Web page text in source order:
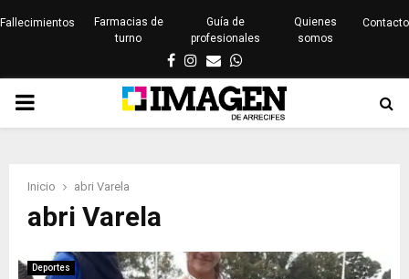
Fallecimientos
Farmacias de
turno
Guía de
profesionales
Quienes
somos
Contacto
Facebook
Instagram
EmailWhatsapp
PRIMARY
Inicio abri Varela
abri Varela
Deportes